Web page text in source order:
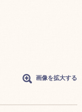
画像を拡大する